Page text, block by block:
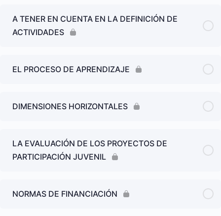
A TENER EN CUENTA EN LA DEFINICIÓN DE
ACTIVIDADES
EL PROCESO DE APRENDIZAJE
DIMENSIONES HORIZONTALES
LA EVALUACIÓN DE LOS PROYECTOS DE
PARTICIPACIÓN JUVENIL
NORMAS DE FINANCIACIÓN